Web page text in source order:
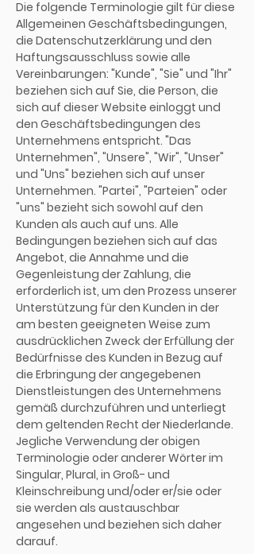
Die folgende Terminologie gilt für diese
Allgemeinen Geschäftsbedingungen,
die Datenschutzerklärung und den
Haftungsausschluss sowie alle
Vereinbarungen: "Kunde", "Sie" und "Ihr"
beziehen sich auf Sie, die Person, die
sich auf dieser Website einloggt und
den Geschäftsbedingungen des
Unternehmens entspricht. "Das
Unternehmen", "Unsere", "Wir", "Unser"
und "Uns" beziehen sich auf unser
Unternehmen. "Partei", "Parteien" oder
"uns" bezieht sich sowohl auf den
Kunden als auch auf uns. Alle
Bedingungen beziehen sich auf das
Angebot, die Annahme und die
Gegenleistung der Zahlung, die
erforderlich ist, um den Prozess unserer
Unterstützung für den Kunden in der
am besten geeigneten Weise zum
ausdrücklichen Zweck der Erfüllung der
Bedürfnisse des Kunden in Bezug auf
die Erbringung der angegebenen
Dienstleistungen des Unternehmens
gemäß durchzuführen und unterliegt
dem geltenden Recht der Niederlande.
Jegliche Verwendung der obigen
Terminologie oder anderer Wörter im
Singular, Plural, in Groß- und
Kleinschreibung und/oder er/sie oder
sie werden als austauschbar
angesehen und beziehen sich daher
darauf.